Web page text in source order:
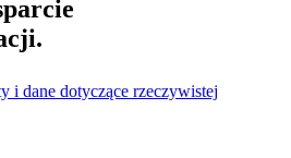
i dane dotyczące rzeczywistej